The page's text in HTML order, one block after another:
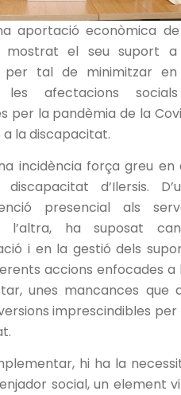
aportació econòmica
mostrat el seu suport
per tal de minimitzar
les afectacions
per la pandèmia de la
a la discapacitat.
incidència força greu en
d’Ilersis.
presencial als
ha suposat
i en la gestió dels
accions enfocades a
unes mancances que
imprescindibles
hi ha la
social, un element